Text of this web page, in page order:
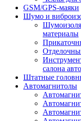
GSM/GPS-маяки
Шумо и
материалы
салона
Штатные
Автомагнитолы